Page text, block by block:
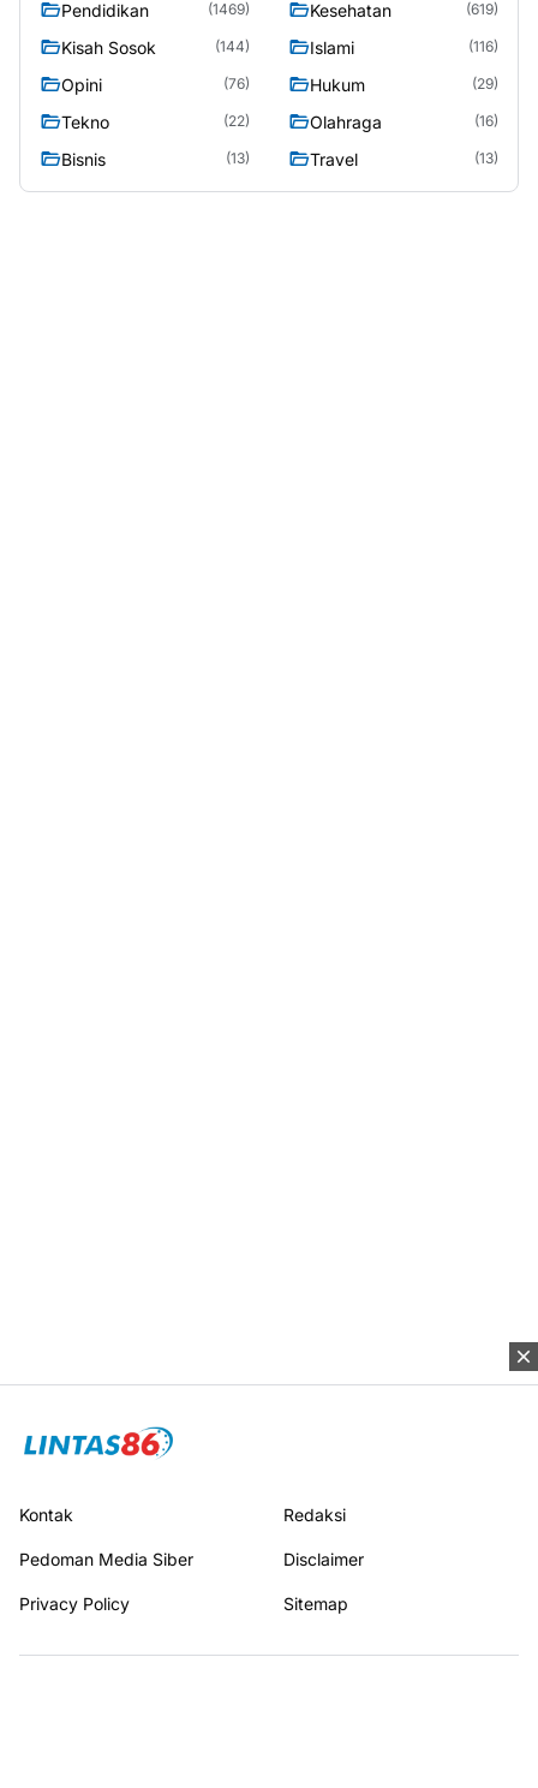
Pendidikan (1469) Kesehatan (619)
Kisah Sosok (144) Islami (116)
Opini (76) Hukum (29)
Tekno (22) Olahraga (16)
Bisnis (13) Travel (13)
Kontak Redaksi
Pedoman Media Siber Disclaimer
Privacy Policy Sitemap